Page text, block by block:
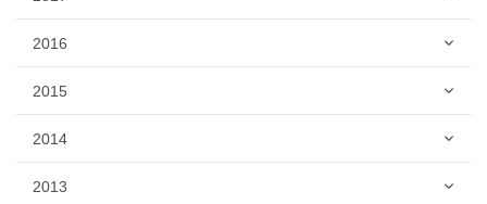
2016
2015
2014
2013